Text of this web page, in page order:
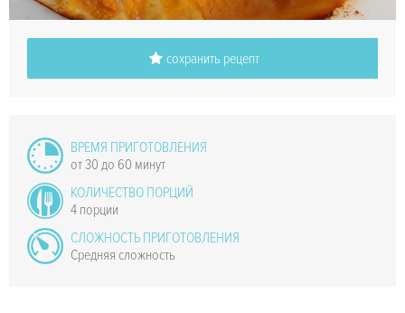
сохранить рецепт
ВРЕМЯ ПРИГОТОВЛЕНИЯ
от 30 до 60 минут
КОЛИЧЕСТВО ПОРЦИЙ
4 порции
СЛОЖНОСТЬ ПРИГОТОВЛЕНИЯ
Средняя сложность